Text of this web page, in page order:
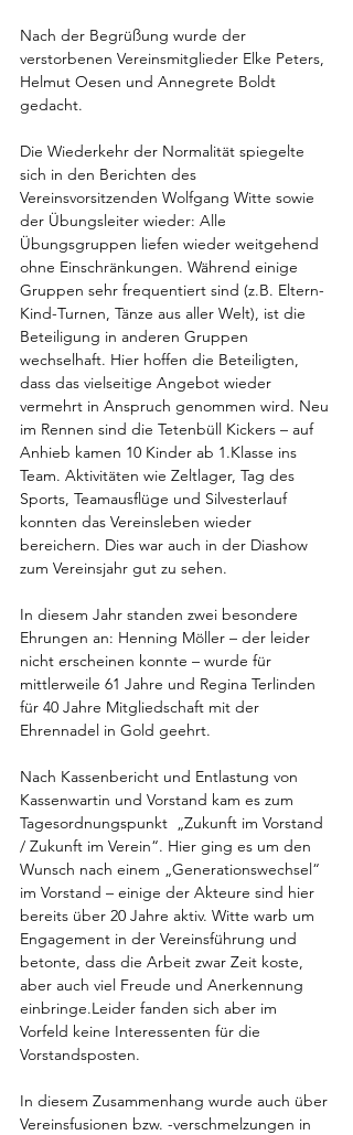
Nach der Begrüßung wurde der
verstorbenen Vereinsmitglieder Elke Peters,
Helmut Oesen und Annegrete Boldt
gedacht.
Die Wiederkehr der Normalität spiegelte
sich in den Berichten des
Vereinsvorsitzenden Wolfgang Witte sowie
der Übungsleiter wieder: Alle
Übungsgruppen liefen wieder weitgehend
ohne Einschränkungen. Während einige
Gruppen sehr frequentiert sind (z.B. Eltern-
Kind-Turnen, Tänze aus aller Welt), ist die
Beteiligung in anderen Gruppen
wechselhaft. Hier hoffen die Beteiligten,
dass das vielseitige Angebot wieder
vermehrt in Anspruch genommen wird. Neu
im Rennen sind die Tetenbüll Kickers – auf
Anhieb kamen 10 Kinder ab 1.Klasse ins
Team. Aktivitäten wie Zeltlager, Tag des
Sports, Teamausflüge und Silvesterlauf
konnten das Vereinsleben wieder
bereichern. Dies war auch in der Diashow
zum Vereinsjahr gut zu sehen.
In diesem Jahr standen zwei besondere
Ehrungen an: Henning Möller – der leider
nicht erscheinen konnte – wurde für
mittlerweile 61 Jahre und Regina Terlinden
für 40 Jahre Mitgliedschaft mit der
Ehrennadel in Gold geehrt.
Nach Kassenbericht und Entlastung von
Kassenwartin und Vorstand kam es zum
Tagesordnungspunkt  „Zukunft im Vorstand
/ Zukunft im Verein“. Hier ging es um den
Wunsch nach einem „Generationswechsel“
im Vorstand – einige der Akteure sind hier
bereits über 20 Jahre aktiv. Witte warb um
Engagement in der Vereinsführung und
betonte, dass die Arbeit zwar Zeit koste,
aber auch viel Freude und Anerkennung
einbringe.Leider fanden sich aber im
Vorfeld keine Interessenten für die
Vorstandsposten.
In diesem Zusammenhang wurde auch über
Vereinsfusionen bzw. -verschmelzungen in